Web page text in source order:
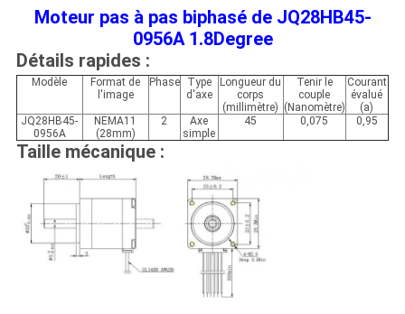
Moteur pas à pas biphasé de JQ28HB45-
0956A 1.8Degree
Détails rapides :
Modèle
Format de
l'image
Phase
Type
d'axe
Longueur du
corps
(millimètre)
Tenir le
couple
(Nanomètre)
Courant
évalué
(a)
JQ28HB45-
0956A
NEMA11
(28mm)
2
Axe
simple
45 0,075 0,95
Taille mécanique :